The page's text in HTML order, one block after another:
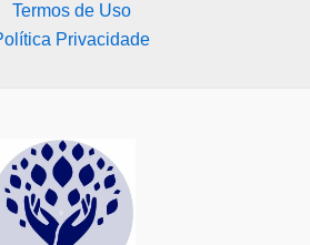
Termos de Uso
Privacidade